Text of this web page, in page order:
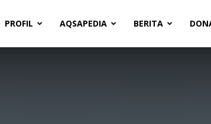
PROFIL AQSAPEDIA BERITA